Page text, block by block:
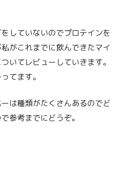
していないのでプロテインを
がこれまでに飲んできたマイ
いてレビューしていきます。
てます。
は種類がたくさんあるのでど
参考までにどうぞ。